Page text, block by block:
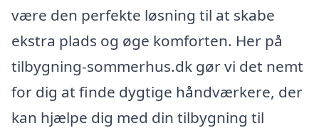
være den perfekte løsning til at skabe
ekstra plads og øge komforten. Her på
tilbygning-sommerhus.dk gør vi det nemt
for dig at finde dygtige håndværkere, der
kan hjælpe dig med din tilbygning til